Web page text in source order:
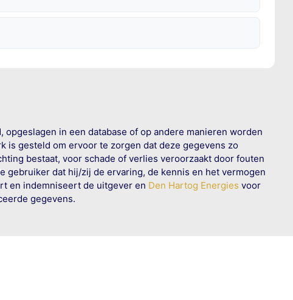
in een database of op andere manieren worden
is gesteld om ervoor te zorgen dat deze gegevens zo
bestaat, voor schade of verlies veroorzaakt door fouten
dat hij/zij de ervaring, de kennis en het vermogen
en indemniseert de uitgever en Den Hartog Energies voor
gegevens.